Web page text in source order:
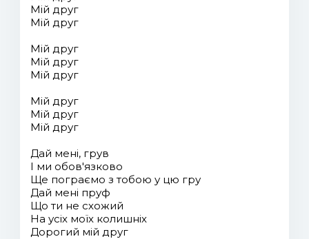
Мій друг
Мій друг
Мій друг
Мій друг
Мій друг
Мій друг
Мій друг
Мій друг
Дай мені, грув
І ми обов'язково
Ще пограємо з тобою у цю гру
Дай мені пруф
Що ти не схожий
На усіх моїх колишніх
Дорогий мій друг